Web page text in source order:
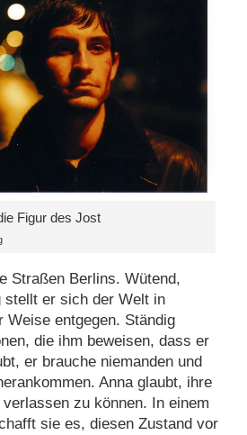
Figur des Jost
Straßen Berlins. Wütend,
stellt er sich der Welt in
entgegen. Ständig
die ihm beweisen, dass er
er brauche niemanden und
Anna glaubt, ihre
zu können. In einem
sie es, diesen Zustand vor